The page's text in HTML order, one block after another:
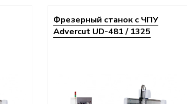
Фрезерный станок с ЧПУ
Advercut UD-481 / 1325